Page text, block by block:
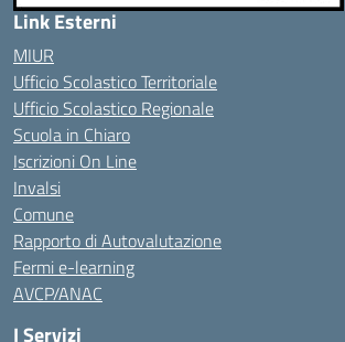
Link Esterni
MIUR
Ufficio Scolastico Territoriale
Ufficio Scolastico Regionale
Scuola in Chiaro
Iscrizioni On Line
Invalsi
Comune
Rapporto di Autovalutazione
Fermi e-learning
AVCP/ANAC
I Servizi